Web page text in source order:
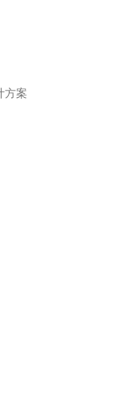
方案